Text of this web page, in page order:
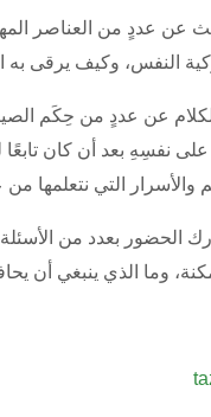
عن عددٍ من العناصر
النفس، وكيف يرقى به
عن عددٍ من حِكَم
نفسِهِ بعد أن كان
التي نتعلمها من
الحضور بعدد من
وما الذي ينبغي